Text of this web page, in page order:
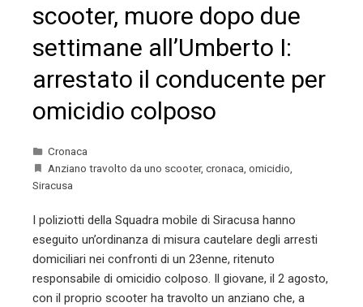
scooter, muore dopo due
settimane all’Umberto I:
arrestato il conducente per
omicidio colposo
Cronaca
Anziano travolto da uno scooter, cronaca, omicidio,
Siracusa
I poliziotti della Squadra mobile di Siracusa hanno
eseguito un’ordinanza di misura cautelare degli arresti
domiciliari nei confronti di un 23enne, ritenuto
responsabile di omicidio colposo. Il giovane, il 2 agosto,
con il proprio scooter ha travolto un anziano che, a